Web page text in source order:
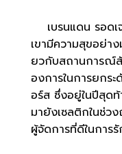
เบรนแดน รอดเ
เขามีความสุขอย่า
ยวกับสถานการณ์
องการในการยกร
อร์ส ซึ่งอยู่ในปีสุด
มายังเซลติกในช่ว
ผู้จัดการที่ดีในการ